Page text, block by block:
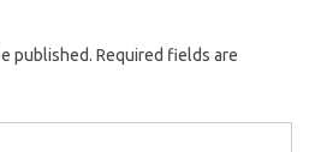
published. Required fields are